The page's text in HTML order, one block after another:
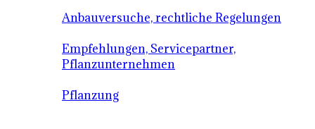
Anbauversuche, rechtliche Regelungen
Empfehlungen, Servicepartner,
Pflanzunternehmen
Pflanzung